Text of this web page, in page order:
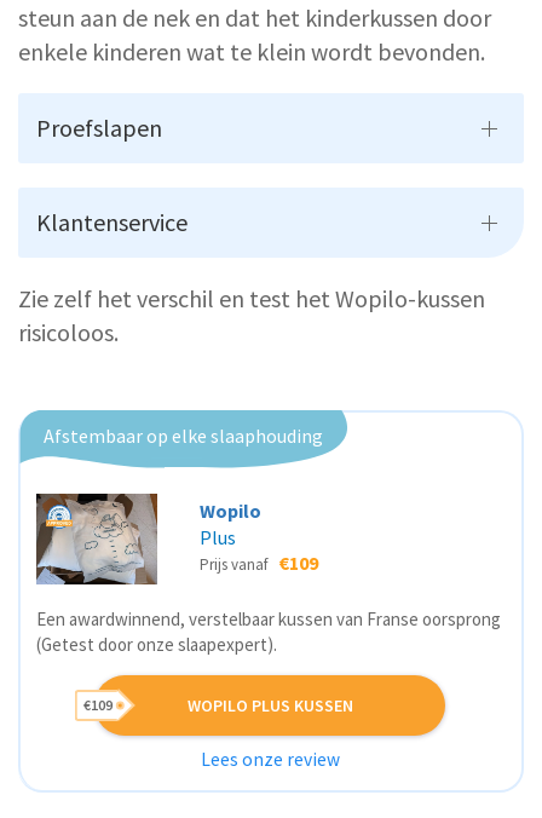
steun aan de nek en dat het kinderkussen door
enkele kinderen wat te klein wordt bevonden.
Proefslapen
Klantenservice
Zie zelf het verschil en test het Wopilo-kussen
risicoloos.
Afstembaar op elke slaaphouding
Wopilo
Plus
Prijs vanaf €109
Een awardwinnend, verstelbaar kussen van Franse oorsprong
(Getest door onze slaapexpert).
WOPILO PLUS KUSSEN
€109
Lees onze review